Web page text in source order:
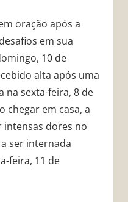
oração após a
em sua
10 de
alta após uma
na sexta-feira, 8 de
chegar em casa, a
intensas dores no
ser internada
feira, 11 de